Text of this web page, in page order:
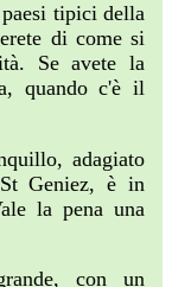
tipici della
di come si
Se avete la
quando c'è il
adagiato
Geniez, è in
la pena una
con un